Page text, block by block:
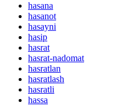
hasana
hasanot
hasayni
hasip
hasrat
hasrat-nadomat
hasratlan
hasratlash
hasratli
hassa